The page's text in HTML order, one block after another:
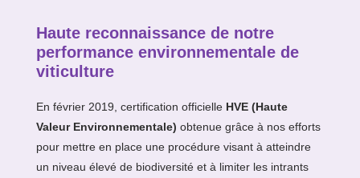
Haute reconnaissance de notre
performance environnementale de
viticulture
En février 2019, certification officielle HVE (Haute
Valeur Environnementale) obtenue grâce à nos efforts
pour mettre en place une procédure visant à atteindre
un niveau élevé de biodiversité et à limiter les intrants